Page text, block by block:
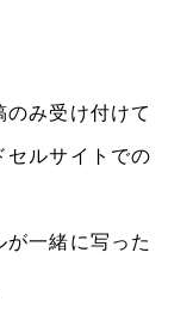
のみ受け付けて
セルサイトでの
が一緒に写った